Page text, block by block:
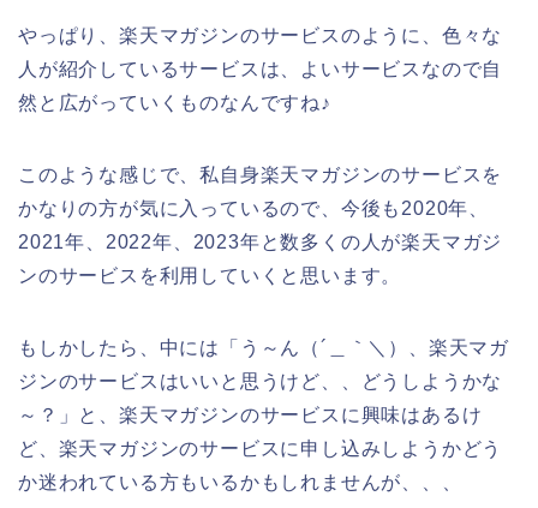
やっぱり、楽天マガジンのサービスのように、色々な
人が紹介しているサービスは、よいサービスなので自
然と広がっていくものなんですね♪
このような感じで、私自身楽天マガジンのサービスを
かなりの方が気に入っているので、今後も2020年、
2021年、2022年、2023年と数多くの人が楽天マガジ
ンのサービスを利用していくと思います。
もしかしたら、中には「う～ん（´＿｀＼）、楽天マガ
ジンのサービスはいいと思うけど、、どうしようかな
～？」と、楽天マガジンのサービスに興味はあるけ
ど、楽天マガジンのサービスに申し込みしようかどう
か迷われている方もいるかもしれませんが、、、